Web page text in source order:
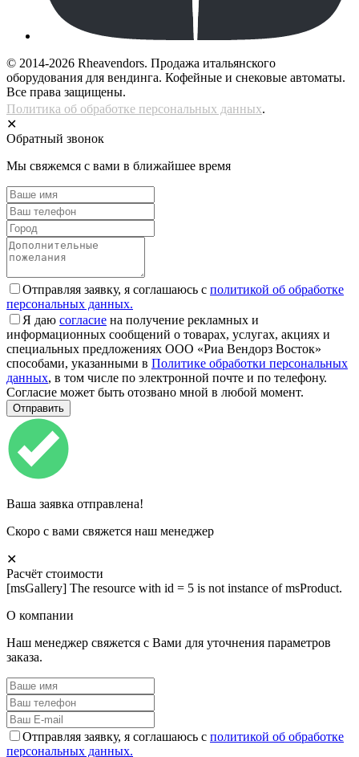
© 2014-2026 Rheavendors. Продажа итальянского
оборудования для вендинга. Кофейные и снековые автоматы.
Все права защищены.
Политика об обработке персональных данных.
✕
Обратный звонок
Мы свяжемся с вами в ближайшее время
Отправляя заявку, я соглашаюсь с политикой об обработке
персональных данных.
Я даю согласие на получение рекламных и
информационных сообщений о товарах, услугах, акциях и
специальных предложениях ООО «Риа Вендорз Восток»
способами, указанными в Политике обработки персональных
данных, в том числе по электронной почте и по телефону.
Согласие может быть отозвано мной в любой момент.
Ваша заявка отправлена!
Скоро с вами свяжется наш менеджер
✕
Расчёт стоимости
[msGallery] The resource with id = 5 is not instance of msProduct.
О компании
Наш менеджер свяжется с Вами для уточнения параметров
заказа.
Отправляя заявку, я соглашаюсь с политикой об обработке
персональных данных.